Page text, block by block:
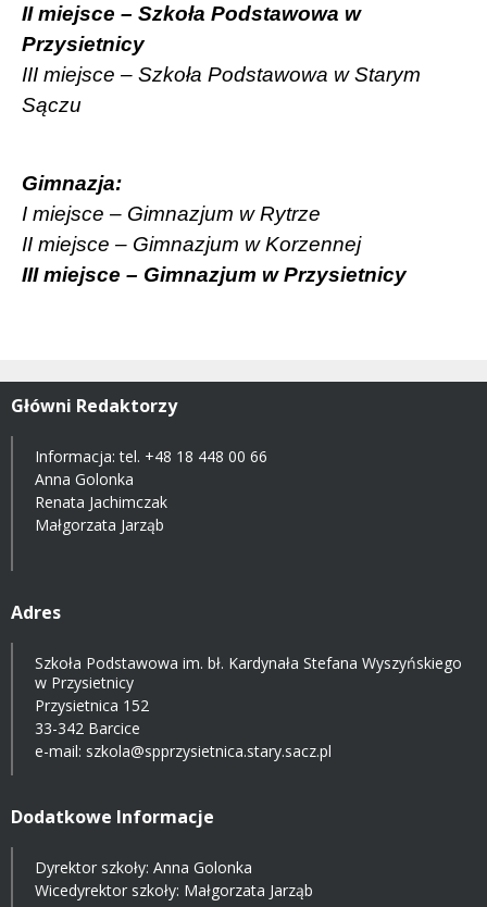
II miejsce – Szkoła Podstawowa w
Przysietnicy
III miejsce – Szkoła Podstawowa w Starym
Sączu
Gimnazja:
I miejsce – Gimnazjum w Rytrze
II miejsce – Gimnazjum w Korzennej
III miejsce – Gimnazjum w Przysietnicy
Główni Redaktorzy
Informacja: tel. +48 18 448 00 66
Anna Golonka
Renata Jachimczak
Małgorzata Jarząb
Adres
Szkoła Podstawowa im. bł. Kardynała Stefana Wyszyńskiego
w Przysietnicy
Przysietnica 152
33-342 Barcice
e-mail: szkola@spprzysietnica.stary.sacz.pl
Dodatkowe Informacje
Dyrektor szkoły: Anna Golonka
Wicedyrektor szkoły: Małgorzata Jarząb